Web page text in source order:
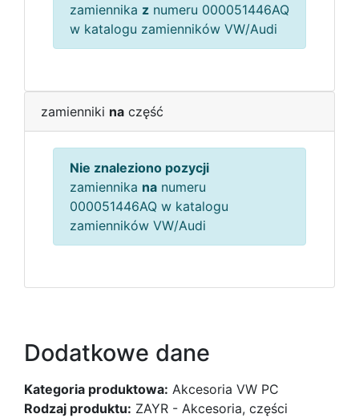
zamiennika z numeru 000051446AQ
w katalogu zamienników VW/Audi
zamienniki na część
Nie znaleziono pozycji
zamiennika na numeru
000051446AQ w katalogu
zamienników VW/Audi
Dodatkowe dane
Kategoria produktowa: Akcesoria VW PC
Rodzaj produktu: ZAYR - Akcesoria, części